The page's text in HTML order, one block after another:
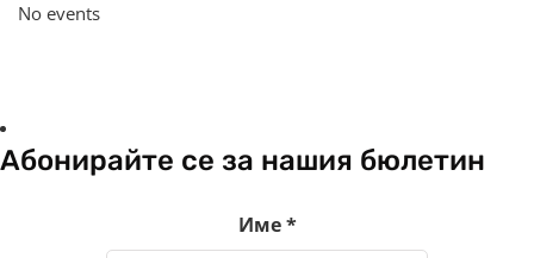
No events
Абонирайте се за нашия бюлетин
Име*